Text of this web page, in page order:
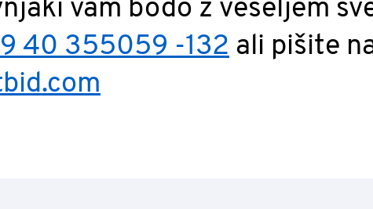
vam bodo z veseljem
40 355059 -132 ali pišite